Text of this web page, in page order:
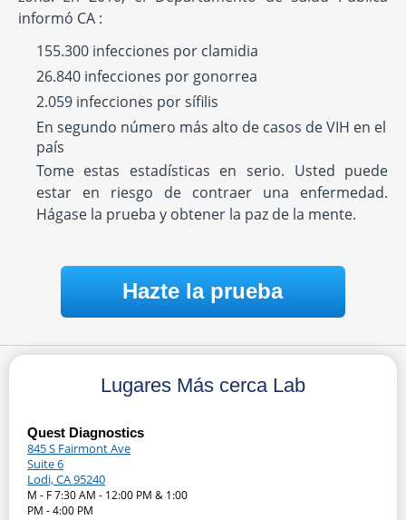
informó CA :
155.300 infecciones por clamidia
26.840 infecciones por gonorrea
2.059 infecciones por sífilis
En segundo número más alto de casos de VIH en el
país
Tome estas estadísticas en serio. Usted puede
estar en riesgo de contraer una enfermedad.
Hágase la prueba y obtener la paz de la mente.
Hazte la prueba
Lugares Más cerca Lab
Quest Diagnostics
845 S Fairmont Ave
Suite 6
Lodi, CA 95240
M - F 7:30 AM - 12:00 PM & 1:00
PM - 4:00 PM